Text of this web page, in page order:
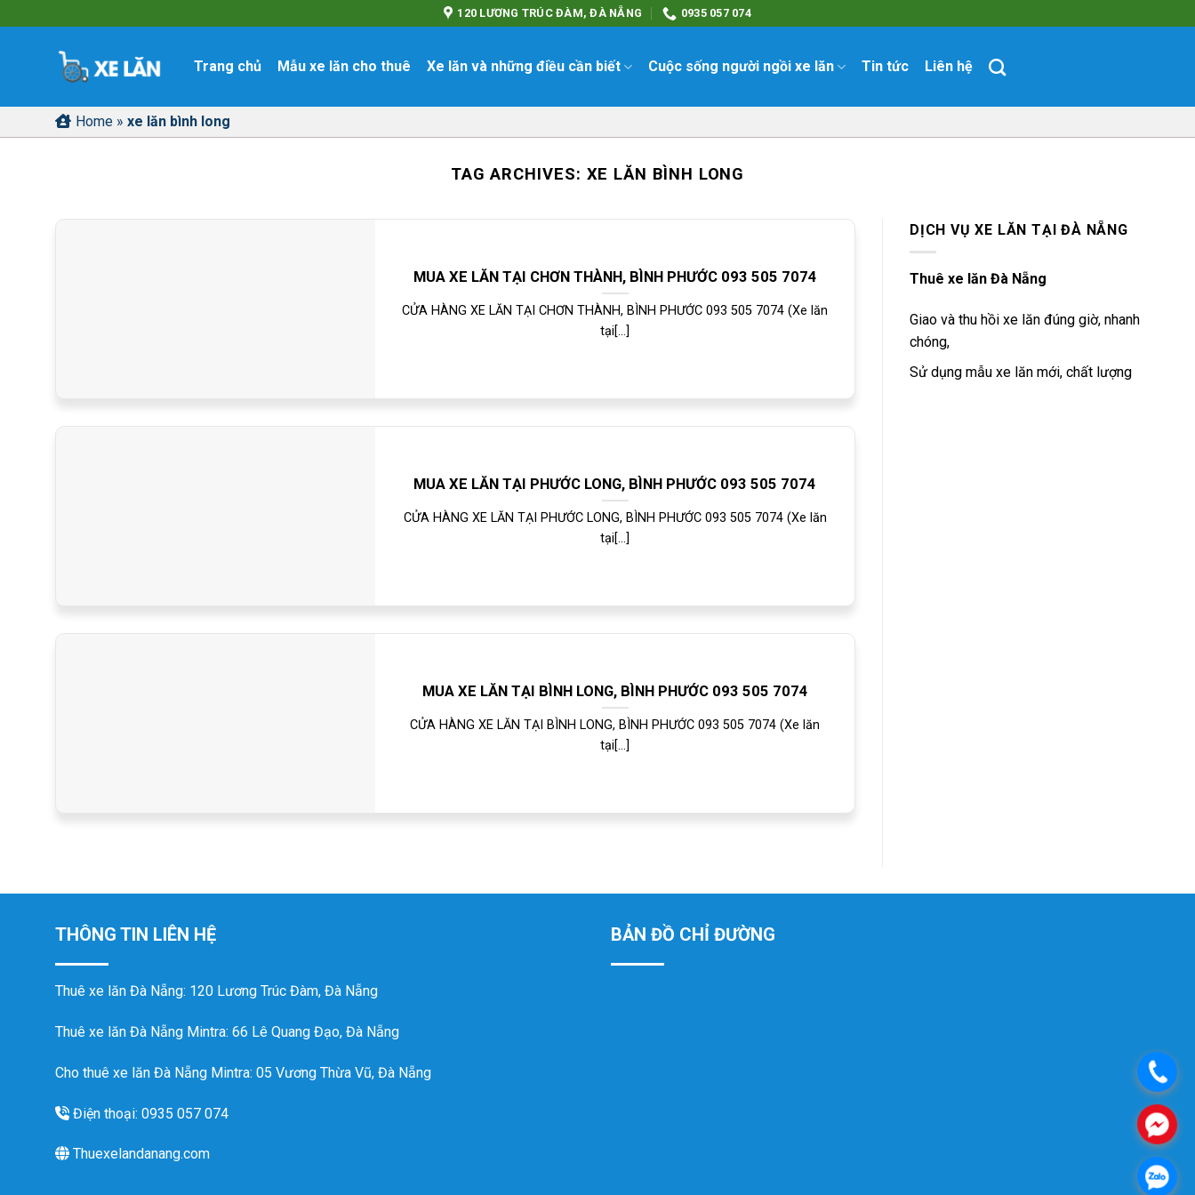
120 LƯƠNG TRÚC ĐÀM, ĐÀ NẴNG 0935 057 074
Trang chủ Mẫu xe lăn cho thuê Xe lăn và những điều cần biết Cuộc sống người ngồi xe lăn Tin tức Liên hệ
Home » xe lăn bình long
TAG ARCHIVES: XE LĂN BÌNH LONG
MUA XE LĂN TẠI CHƠN THÀNH, BÌNH PHƯỚC 093 505 7074
CỬA HÀNG XE LĂN TẠI CHƠN THÀNH, BÌNH PHƯỚC 093 505 7074 (Xe lăn
tại[...]
MUA XE LĂN TẠI PHƯỚC LONG, BÌNH PHƯỚC 093 505 7074
CỬA HÀNG XE LĂN TẠI PHƯỚC LONG, BÌNH PHƯỚC 093 505 7074 (Xe lăn
tại[...]
MUA XE LĂN TẠI BÌNH LONG, BÌNH PHƯỚC 093 505 7074
CỬA HÀNG XE LĂN TẠI BÌNH LONG, BÌNH PHƯỚC 093 505 7074 (Xe lăn
tại[...]
DỊCH VỤ XE LĂN TẠI ĐÀ NẴNG
Thuê xe lăn Đà Nẵng
Giao và thu hồi xe lăn đúng giờ, nhanh
chóng,
Sử dụng mẫu xe lăn mới, chất lượng
THÔNG TIN LIÊN HỆ
Thuê xe lăn Đà Nẵng: 120 Lương Trúc Đàm, Đà Nẵng
Thuê xe lăn Đà Nẵng Mintra: 66 Lê Quang Đạo, Đà Nẵng
Cho thuê xe lăn Đà Nẵng Mintra: 05 Vương Thừa Vũ, Đà Nẵng
Điện thoại: 0935 057 074
Thuexelandanang.com
BẢN ĐỒ CHỈ ĐƯỜNG
.
.
.